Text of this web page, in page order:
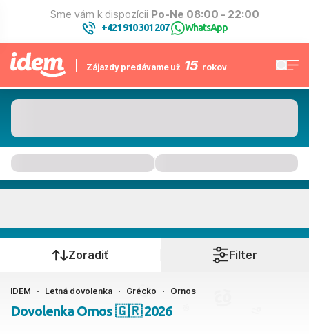
Sme vám k dispozícii Po-Ne 08:00 - 22:00
+421 910 301 207| WhatsApp
Zájazdy predávame už 15 rokov
Kedy cestujete?
Ako cestujete?
Zoradiť Filter
IDEM Letná dovolenka Grécko Ornos
Dovolenka Ornos 🇬🇷 2026